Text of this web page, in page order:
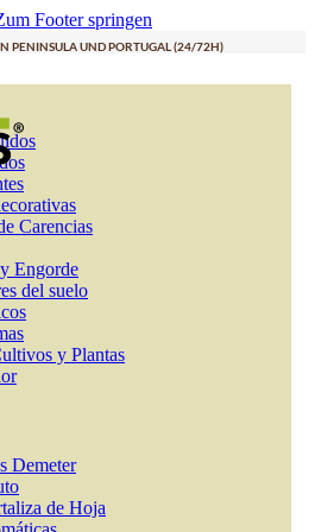
Footer springen
PENINSULA UND PORTUGAL (24/72H)
Carencias
Engorde
del suelo
y Plantas
Demeter
de Hoja